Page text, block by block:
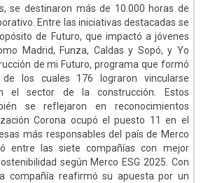
se destinaron más de 10.000 horas de
Entre las iniciativas destacadas se
de Futuro, que impactó a jóvenes
Madrid, Funza, Caldas y Sopó, y Yo
de mi Futuro, programa que formó
los cuales 176 lograron vincularse
el sector de la construcción. Estos
se reflejaron en reconocimientos
Corona ocupó el puesto 11 en el
más responsables del país de Merco
entre las siete compañías con mejor
según Merco ESG 2025. Con
compañía reafirmó su apuesta por un